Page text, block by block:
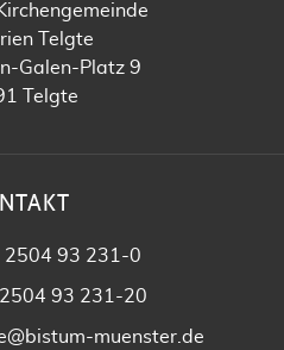
Telgte
Galen-Platz 9
Telgte
2504 93 231-0
93 231-20
muenster.de